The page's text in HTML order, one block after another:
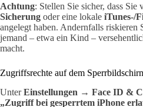
Achtung: Stellen Sie sicher, dass Sie
Sicherung oder eine lokale iTunes-/
angelegt haben. Andernfalls riskieren
jemand – etwa ein Kind –
macht.
Zugriffsrechte auf dem
UnterEinstellungen → Face ID &
„Zugriff bei gesperrtem iPhone